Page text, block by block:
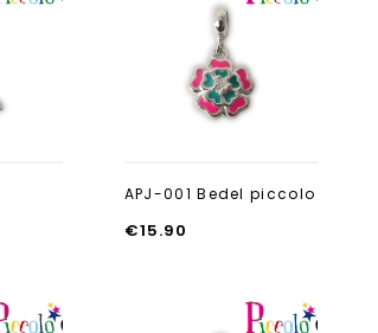
APJ-001 Bedel piccolo
€15.90